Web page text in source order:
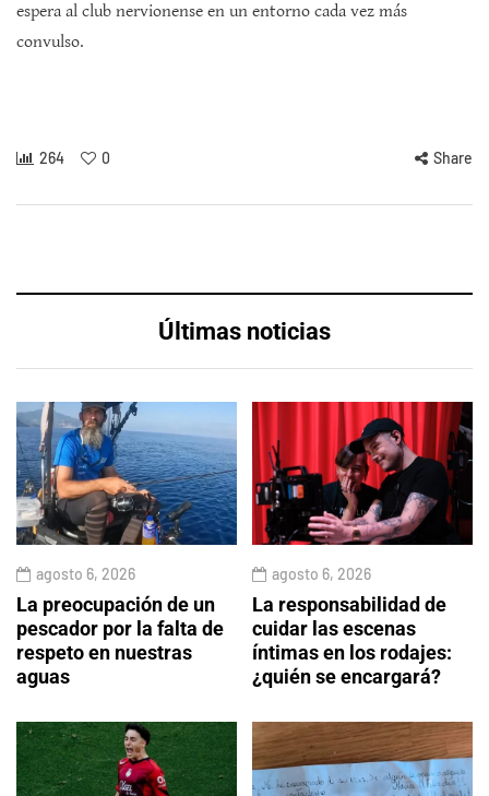
espera al club nervionense en un entorno cada vez más
convulso.
264 0 Share
Últimas noticias
agosto 6, 2026
La preocupación de un
pescador por la falta de
respeto en nuestras
aguas
agosto 6, 2026
La responsabilidad de
cuidar las escenas
íntimas en los rodajes:
¿quién se encargará?